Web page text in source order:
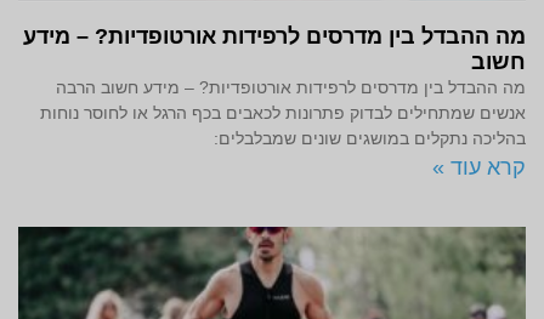
מה ההבדל בין מדרסים לרפידות אורטופדיות? – מידע
חשוב
מה ההבדל בין מדרסים לרפידות אורטופדיות? – מידע חשוב הרבה
אנשים שמתחילים לבדוק פתרונות לכאבים בכף הרגל או לחוסר נוחות
בהליכה נתקלים במושגים שונים שמבלבלים:
קרא עוד »